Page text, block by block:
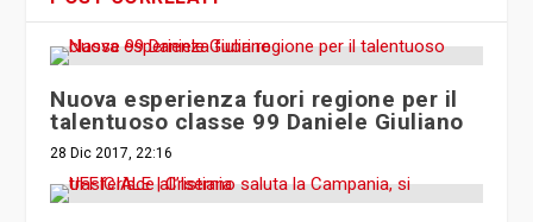
Nuova esperienza fuori regione per il
talentuoso classe 99 Daniele Giuliano
28 Dic 2017, 22:16